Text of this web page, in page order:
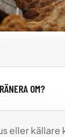
OM?
eller källare